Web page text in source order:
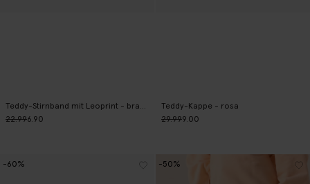
22.996.90
Teddy-Kappe - rosa
29.999.00
-60% -50%